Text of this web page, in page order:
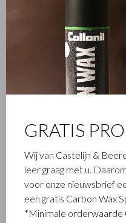
Billfold 15 pasjes RFID |
€99,00
GRATIS
Wij van Castelijn &
leer graag met u.
voor onze nieuwsbrief
een gratis Carbon Wax
*Minimale orderwaarde